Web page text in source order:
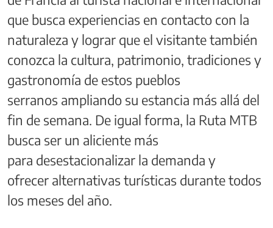
que busca experiencias en contacto con la
naturaleza y lograr que el visitante también
conozca la cultura, patrimonio, tradiciones y
gastronomía de estos pueblos
serranos ampliando su estancia más allá del
fin de semana. De igual forma, la Ruta MTB
busca ser un aliciente más
para desestacionalizar la demanda y
ofrecer alternativas turísticas durante todos
los meses del año.